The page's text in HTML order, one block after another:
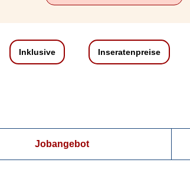
Inklusive Inseratenpreise
Jobangebot